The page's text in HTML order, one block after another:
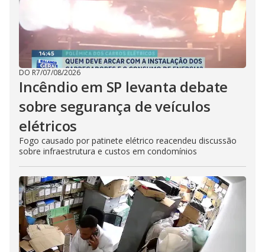
DO R7/07/08/2026
Incêndio em SP levanta debate
sobre segurança de veículos
elétricos
Fogo causado por patinete elétrico reacendeu discussão
sobre infraestrutura e custos em condomínios